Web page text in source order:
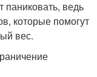
паниковать, ведь
которые помогут
вес.